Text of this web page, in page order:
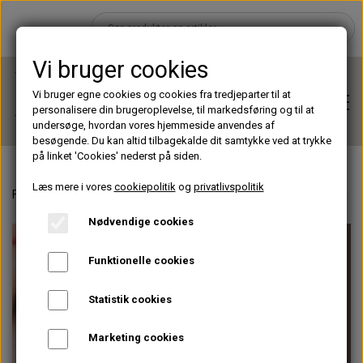
Brands
Forside Kurser for alle – uanset niveau Brow Lamination Kursus
Vi bruger cookies
Vi bruger egne cookies og cookies fra tredjeparter til at
personalisere din brugeroplevelse, til markedsføring og til at
undersøge, hvordan vores hjemmeside anvendes af
besøgende. Du kan altid tilbagekalde dit samtykke ved at trykke
på linket 'Cookies' nederst på siden.
Læs mere i vores cookiepolitikog privatlivspolitik
Nødvendige cookies
Funktionelle cookies
Statistik cookies
Marketing cookies